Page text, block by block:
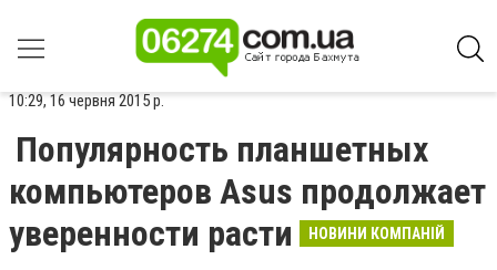
10:29, 16 червня 2015 р.
Популярность планшетных
компьютеров Asus продолжает
уверенности расти
НОВИНИ КОМПАНІЙ